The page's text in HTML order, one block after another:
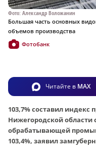
Фото: Александр Воложанин
Большая часть основных
объемов производства
Фотобанк
Читайте в MAX
103,7% составил
Нижегородской области
обрабатывающей
103,4%, заявил